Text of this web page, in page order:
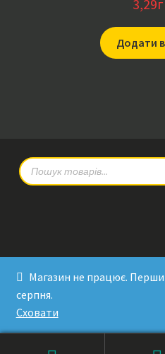
Магазин не працює.
серпня.
Сховати
3,29
Додати
Products
search
Developed by